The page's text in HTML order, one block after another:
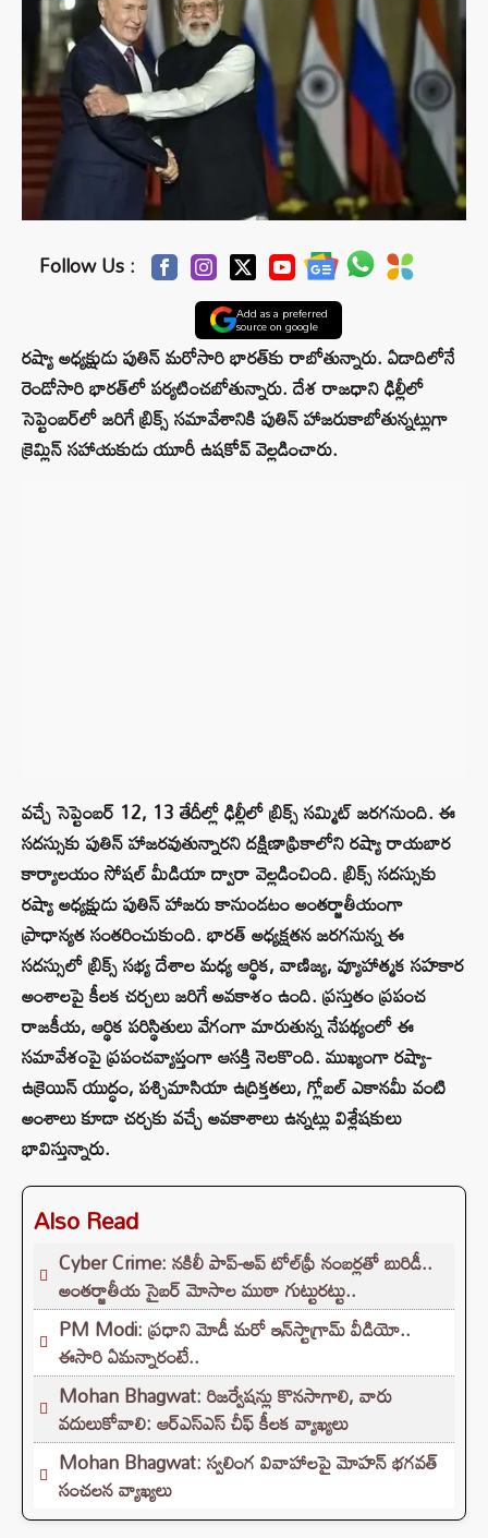
Follow Us :
Add as a preferred
source on google
రష్యా అధ్యక్షుడు పుతిన్ మరోసారి భారత్‌కు రాబోతున్నారు. ఏడాదిలోనే
రెండోసారి భారత్‌లో పర్యటించబోతున్నారు. దేశ రాజధాని ఢిల్లీలో
సెప్టెంబర్‌లో జరిగే బ్రిక్స్ సమావేశానికి పుతిన్ హాజరుకాబోతున్నట్లుగా
క్రెమ్లిన్ సహాయకుడు యూరీ ఉషకోవ్ వెల్లడించారు.
వచ్చే సెప్టెంబర్ 12, 13 తేదీల్లో ఢిల్లీలో బ్రిక్స్ సమ్మిట్ జరగనుంది. ఈ
సదస్సుకు పుతిన్ హాజరవుతున్నారని దక్షిణాఫ్రికాలోని రష్యా రాయబార
కార్యాలయం సోషల్ మీడియా ద్వారా వెల్లడించింది. బ్రిక్స్ సదస్సుకు
రష్యా అధ్యక్షుడు పుతిన్ హాజరు కానుండటం అంతర్జాతీయంగా
ప్రాధాన్యత సంతరించుకుంది. భారత్ అధ్యక్షతన జరగనున్న ఈ
సదస్సులో బ్రిక్స్ సభ్య దేశాల మధ్య ఆర్థిక, వాణిజ్య, వ్యూహాత్మక సహకార
అంశాలపై కీలక చర్చలు జరిగే అవకాశం ఉంది. ప్రస్తుతం ప్రపంచ
రాజకీయ, ఆర్థిక పరిస్థితులు వేగంగా మారుతున్న నేపథ్యంలో ఈ
సమావేశంపై ప్రపంచవ్యాప్తంగా ఆసక్తి నెలకొంది. ముఖ్యంగా రష్యా-
ఉక్రెయిన్ యుద్ధం, పశ్చిమాసియా ఉద్రిక్తతలు, గ్లోబల్ ఎకానమీ వంటి
అంశాలు కూడా చర్చకు వచ్చే అవకాశాలు ఉన్నట్లు విశ్లేషకులు
భావిస్తున్నారు.
Also Read
Cyber Crime: నకిలీ పాప్-అప్ టోల్‌ఫ్రీ నంబర్లతో బురిడీ..
అంతర్జాతీయ సైబర్ మోసాల ముఠా గుట్టురట్టు..
PM Modi: ప్రధాని మోడీ మరో ఇన్‌స్టాగ్రామ్ వీడియో..
ఈసారి ఏమన్నారంటే..
Mohan Bhagwat: రిజర్వేషన్లు కొనసాగాలి, వారు
వదులుకోవాలి: ఆర్ఎస్ఎస్ చీఫ్ కీలక వ్యాఖ్యలు
Mohan Bhagwat: స్వలింగ వివాహాలపై మోహన్ భగవత్
సంచలన వ్యాఖ్యలు